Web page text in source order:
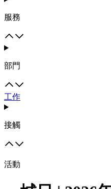
服務
部門
工作
接觸
活動